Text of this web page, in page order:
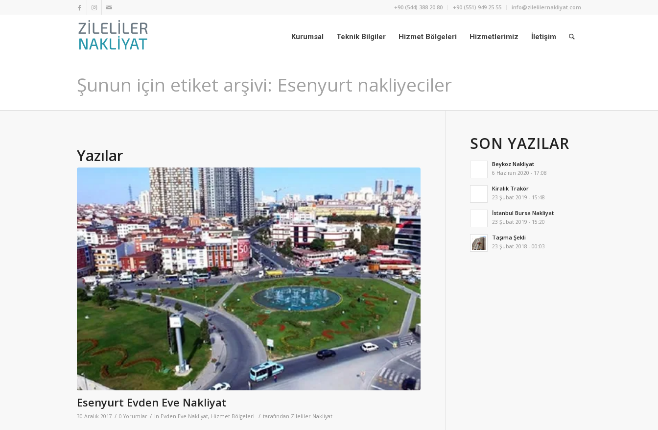
+90 (544) 388 20 80 +90 (551) 949 25 55 info@zilelilernakliyat.com
Kurumsal Teknik Bilgiler Hizmet Bölgeleri Hizmetlerimiz İletişim
Şunun için etiket arşivi: Esenyurt nakliyeciler
Yazılar
Esenyurt Evden Eve Nakliyat
30 Aralık 2017 / 0 Yorumlar / in Evden Eve Nakliyat, Hizmet Bölgeleri / tarafından Zileliler Nakliyat
SON YAZILAR
Beykoz Nakliyat
6 Haziran 2020 - 17:08
Kiralık Trakör
23 Şubat 2019 - 15:48
İstanbul Bursa Nakliyat
23 Şubat 2019 - 15:20
Taşıma Şekli
23 Şubat 2018 - 00:03